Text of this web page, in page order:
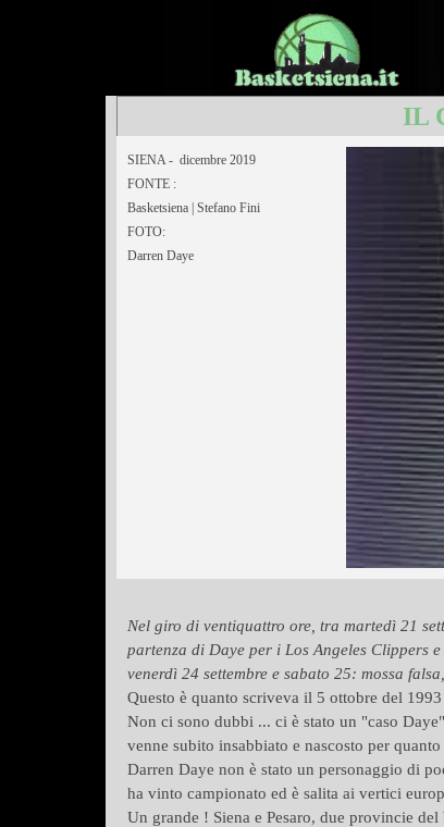
IL
SIENA - dicembre 2019
FONTE :
Basketsiena | Stefano Fini
FOTO:
Darren Daye
Nel giro di ventiquattro ore, tra martedì 21
partenza di Daye per i Los Angeles Clippers
venerdì 24 settembre e sabato 25: mossa
Questo è quanto scriveva il 5 ottobre del
Non ci sono dubbi ... ci è stato un "caso
venne subito insabbiato e nascosto per
Darren Daye non è stato un personaggio di
ha vinto campionato ed è salita ai vertici
Un grande ! Siena e Pesaro, due provincie